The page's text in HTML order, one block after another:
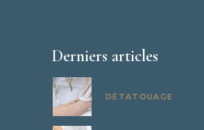
Derniers articles
DÉTATOUAGE